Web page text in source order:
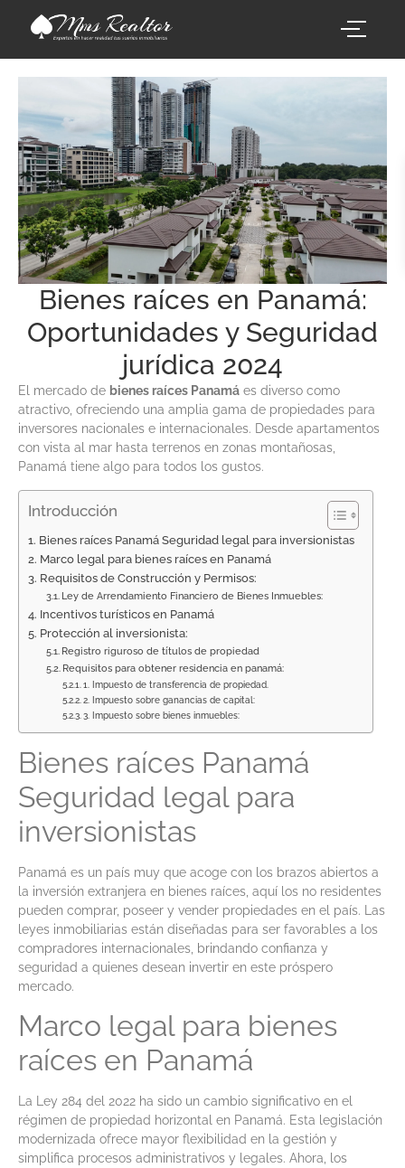
Bienes raíces en Panamá:
Oportunidades y Seguridad
jurídica 2024
El mercado de bienes raíces Panamá es diverso como
atractivo, ofreciendo una amplia gama de propiedades para
inversores nacionales e internacionales. Desde apartamentos
con vista al mar hasta terrenos en zonas montañosas,
Panamá tiene algo para todos los gustos.
Introducción
Bienes raíces Panamá Seguridad legal para inversionistas
Marco legal para bienes raíces en Panamá
Requisitos de Construcción y Permisos:
Ley de Arrendamiento Financiero de Bienes Inmuebles:
Incentivos turísticos en Panamá
Protección al inversionista:
Registro riguroso de títulos de propiedad
Requisitos para obtener residencia en panamá:
1. Impuesto de transferencia de propiedad.
2. Impuesto sobre ganancias de capital:
3. Impuesto sobre bienes inmuebles:
Bienes raíces Panamá
Seguridad legal para
inversionistas
Panamá es un país muy que acoge con los brazos abiertos a
la inversión extranjera en bienes raíces, aquí los no residentes
pueden comprar, poseer y vender propiedades en el país. Las
leyes inmobiliarias están diseñadas para ser favorables a los
compradores internacionales, brindando confianza y
seguridad a quienes desean invertir en este próspero
mercado.
Marco legal para bienes
raíces en Panamá
La Ley 284 del 2022 ha sido un cambio significativo en el
régimen de propiedad horizontal en Panamá. Esta legislación
modernizada ofrece mayor flexibilidad en la gestión y
simplifica procesos administrativos y legales. Ahora, los